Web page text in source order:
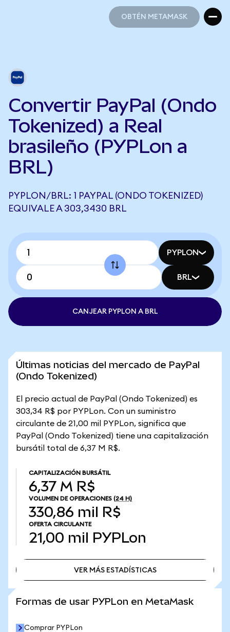
OBTÉN METAMASK
Convertir PayPal (Ondo
Tokenized) a Real
brasileño (PYPLon a
BRL)
PYPLON/BRL: 1 PAYPAL (ONDO TOKENIZED)
EQUIVALE A 303,3430 BRL
PYPLON
BRL
CANJEAR PYPLON A BRL
Últimas noticias del mercado de PayPal
(Ondo Tokenized)
El precio actual de PayPal (Ondo Tokenized) es
303,34 R$ por PYPLon. Con un suministro
circulante de 21,00 mil PYPLon, significa que
PayPal (Ondo Tokenized) tiene una capitalización
bursátil total de 6,37 M R$.
CAPITALIZACIÓN BURSÁTIL
6,37 M R$
VOLUMEN DE OPERACIONES (24 H)
330,86 mil R$
OFERTA CIRCULANTE
21,00 mil PYPLon
VER MÁS ESTADÍSTICAS
Formas de usar PYPLon en MetaMask
Comprar PYPLon